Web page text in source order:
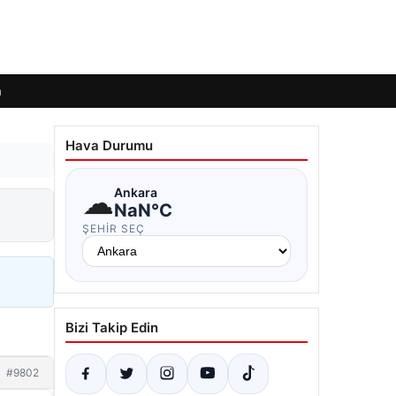
#9802
Hava Durumu
☁Ankara
NaN°C
ŞEHIR SEÇ
Bizi Takip Edin